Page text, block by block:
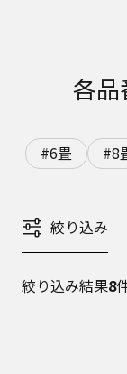
各品
#6畳 #8
絞り込み
絞り込み結果8